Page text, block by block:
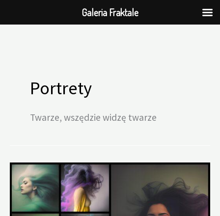
Portrety
Twarze, wszędzie widzę twarze
Galeria Fraktale